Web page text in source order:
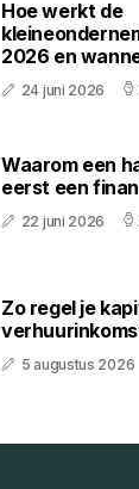
Hoe werkt de
2026 en
24 juni 2026
Waarom een
eerst een
22 juni 2026
Zo regel je
5 augustus 2026